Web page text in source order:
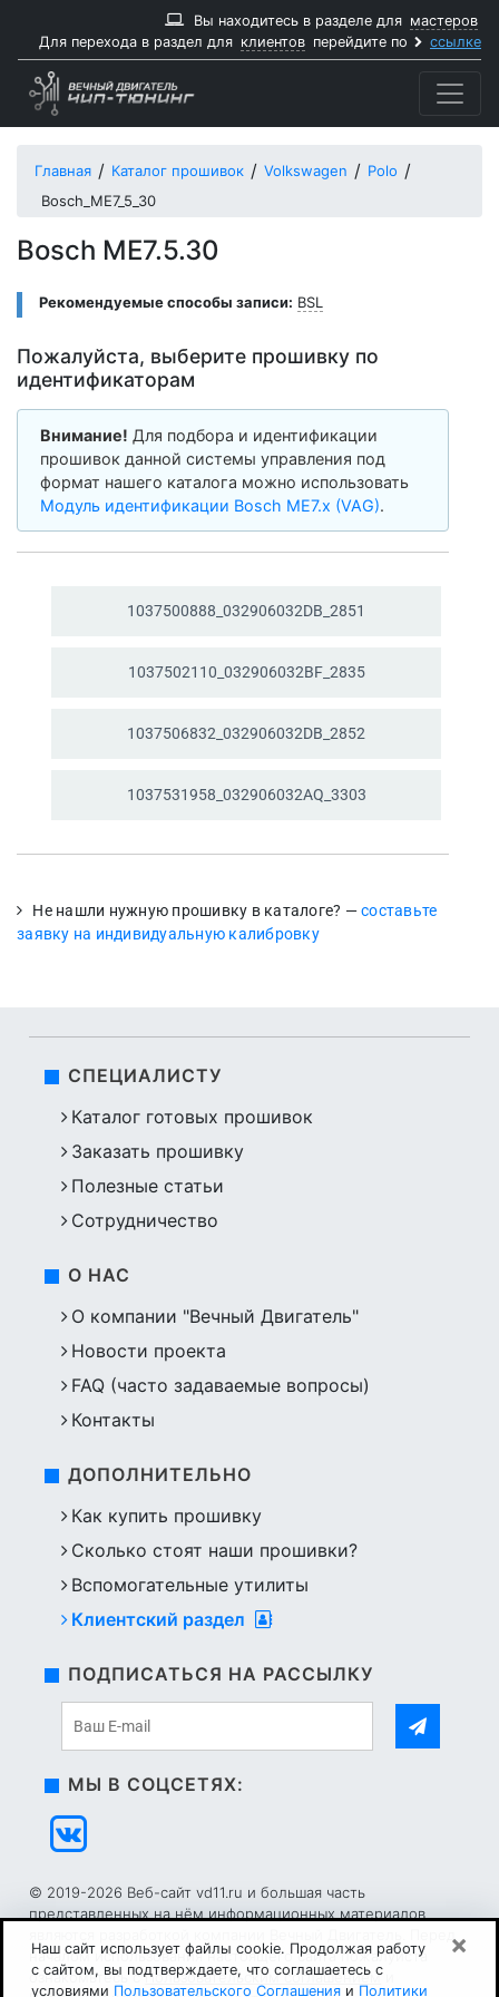
Вы находитесь в разделе для мастеров
Для перехода в раздел для клиентов перейдите по ссылке
Главная Каталог прошивок Volkswagen
Polo
Bosch_ME7_5_30
Bosch ME7.5.30
Рекомендуемые способы записи: BSL
Пожалуйста, выберите прошивку по
идентификаторам
Внимание! Для подбора и идентификации
прошивок данной системы управления под
формат нашего каталога можно использовать
Модуль идентификации Bosch ME7.x (VAG).
1037500888_ 032906032DB_ 2851
1037502110_ 032906032BF_ 2835
1037506832_ 032906032DB_ 2852
1037531958_ 032906032AQ_ 3303
Не нашли нужную прошивку в каталоге? —составьте
заявку на индивидуальную калибровку
Наш сайт использует файлы cookie. Продолжая работу
с сайтом, вы подтверждаете, что соглашаетесь с
условиями Пользовательского Соглашения и Политики
×
СПЕЦИАЛИСТУ
Каталог готовых прошивок
Заказать прошивку
Полезные статьи
Сотрудничество
О НАС
О компании "Вечный Двигатель"
Новости проекта
FAQ (часто задаваемые вопросы)
Контакты
ДОПОЛНИТЕЛЬНО
Как купить прошивку
Сколько стоят наши прошивки?
Вспомогательные утилиты
Клиентский раздел
ПОДПИСАТЬСЯ НА РАССЫЛКУ
МЫ В СОЦСЕТЯХ:
© 2019-2026 Веб-сайт vd11.ru и большая часть
представленных на нём информационных материалов
началом использования настоящего сайта пожалуйста
ознакомьтесь сПользовательским соглашениеми